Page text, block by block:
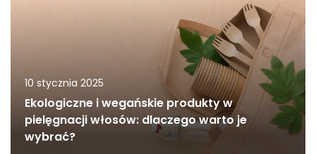
10 stycznia 2025
Ekologiczne i wegańskie produkty w
pielęgnacji włosów: dlaczego warto je
wybrać?